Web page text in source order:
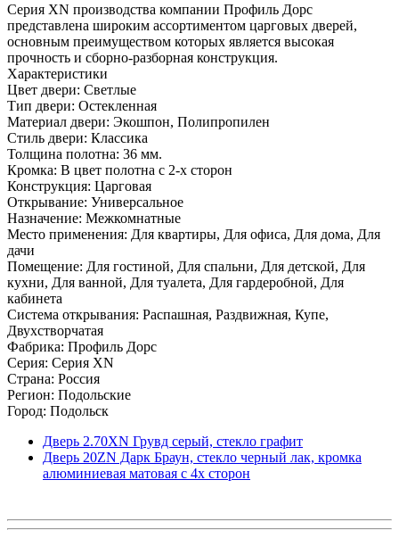
Серия ХN производства компании Профиль Дорс
представлена широким ассортиментом царговых дверей,
основным преимуществом которых является высокая
прочность и сборно-разборная конструкция.
Характеристики
Цвет двери: Светлые
Тип двери: Остекленная
Материал двери: Экошпон, Полипропилен
Стиль двери: Классика
Толщина полотна: 36 мм.
Кромка: В цвет полотна с 2-х сторон
Конструкция: Царговая
Открывание: Универсальное
Назначение: Межкомнатные
Место применения: Для квартиры, Для офиса, Для дома, Для
дачи
Помещение: Для гостиной, Для спальни, Для детской, Для
кухни, Для ванной, Для туалета, Для гардеробной, Для
кабинета
Система открывания: Распашная, Раздвижная, Купе,
Двухстворчатая
Фабрика: Профиль Дорс
Серия: Серия XN
Страна: Россия
Регион: Подольские
Город: Подольск
Дверь 2.70ХN Грувд серый, стекло графит
Дверь 20ZN Дарк Браун, стекло черный лак, кромка
алюминиевая матовая с 4х сторон